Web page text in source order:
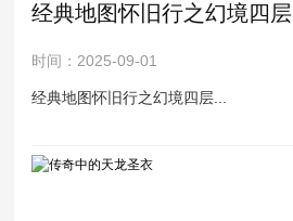
经典地图怀旧行之幻境四层
时间：2025-09-01
经典地图怀旧行之幻境四层...